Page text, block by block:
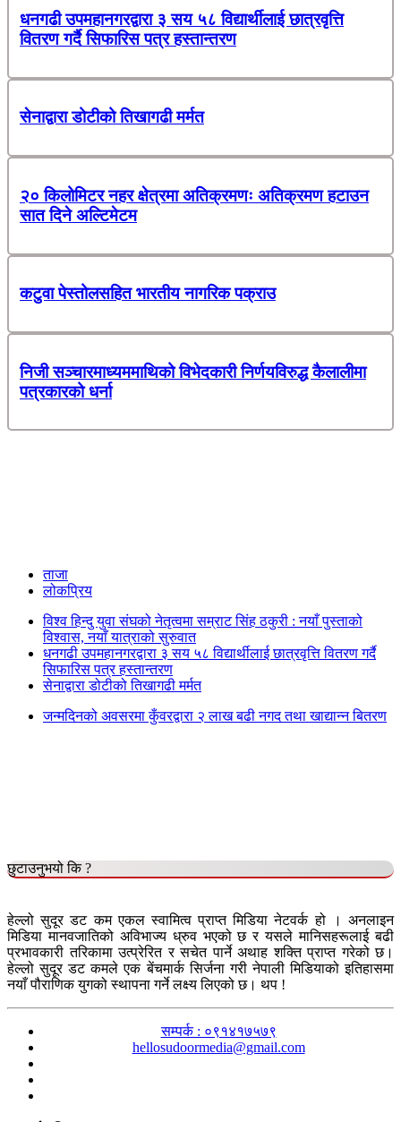
धनगढी उपमहानगरद्वारा ३ सय ५८ विद्यार्थीलाई छात्रवृत्ति
वितरण गर्दै सिफारिस पत्र हस्तान्तरण
सेनाद्वारा डोटीको तिखागढी मर्मत
२० किलोमिटर नहर क्षेत्रमा अतिक्रमणः अतिक्रमण हटाउन
सात दिने अल्टिमेटम
कटुवा पेस्तोलसहित भारतीय नागरिक पक्राउ
निजी सञ्चारमाध्यममाथिको विभेदकारी निर्णयविरुद्ध कैलालीमा
पत्रकारको धर्ना
ताजा
लोकप्रिय
विश्व हिन्दु युवा संघको नेतृत्वमा सम्राट सिंह ठकुरी : नयाँ पुस्ताको
विश्वास, नयाँ यात्राको सुरुवात
धनगढी उपमहानगरद्वारा ३ सय ५८ विद्यार्थीलाई छात्रवृत्ति वितरण गर्दै
सिफारिस पत्र हस्तान्तरण
सेनाद्वारा डोटीको तिखागढी मर्मत
जन्मदिनको अवसरमा कुँवरद्वारा २ लाख बढी नगद तथा खाद्यान्न बितरण
छुटाउनुभयो कि ?
हेल्लो सुदूर डट कम एकल स्वामित्व प्राप्त मिडिया नेटवर्क हो । अनलाइन
मिडिया मानवजातिको अविभाज्य ध्रुव भएको छ र यसले मानिसहरूलाई बढी
प्रभावकारी तरिकामा उत्प्रेरित र सचेत पार्ने अथाह शक्ति प्राप्त गरेको छ।
हेल्लो सुदूर डट कमले एक बेंचमार्क सिर्जना गरी नेपाली मिडियाको इतिहासमा
नयाँ पौराणिक युगको स्थापना गर्ने लक्ष्य लिएको छ। थप !
सम्पर्क : ०९१४१७५७९
hellosudoormedia@gmail.com